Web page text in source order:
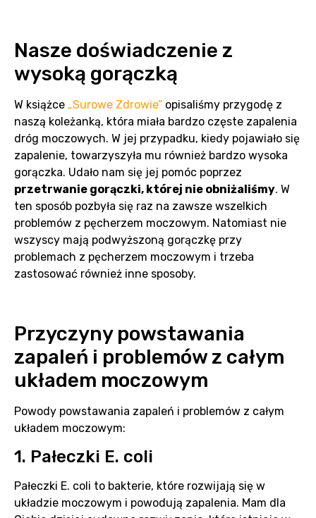
Nasze doświadczenie z
wysoką gorączką
W książce „Surowe Zdrowie” opisaliśmy przygodę z
naszą koleżanką, która miała bardzo częste zapalenia
dróg moczowych. W jej przypadku, kiedy pojawiało się
zapalenie, towarzyszyła mu również bardzo wysoka
gorączka. Udało nam się jej pomóc poprzez
przetrwanie gorączki, której nie obniżaliśmy. W
ten sposób pozbyła się raz na zawsze wszelkich
problemów z pęcherzem moczowym. Natomiast nie
wszyscy mają podwyższoną gorączkę przy
problemach z pęcherzem moczowym i trzeba
zastosować również inne sposoby.
Przyczyny powstawania
zapaleń i problemów z całym
układem moczowym
Powody powstawania zapaleń i problemów z całym
układem moczowym:
1. Pałeczki E. coli
Pałeczki E. coli to bakterie, które rozwijają się w
układzie moczowym i powodują zapalenia. Mam dla